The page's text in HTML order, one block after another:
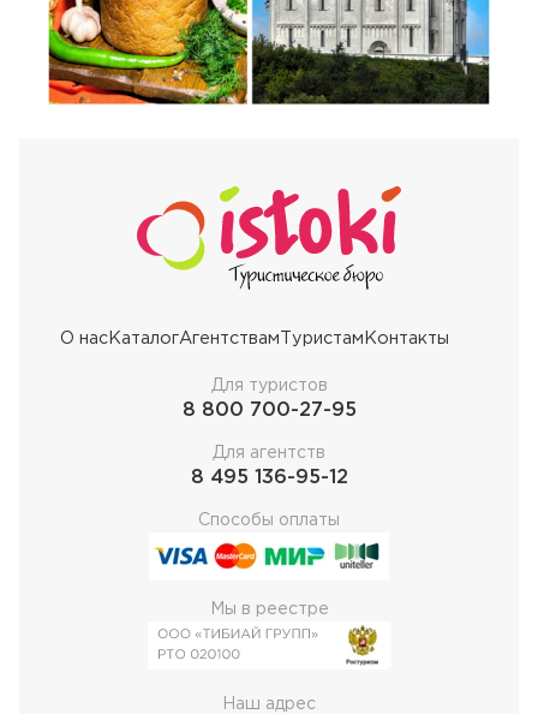
О насКаталогАгентствам Туристам Контакты
Для туристов
8 800 700-27-95
Для агентств
8 495 136-95-12
Способы оплаты
Мы в реестре
Наш адрес